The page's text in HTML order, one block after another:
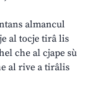
almancul
al tocje tirâ lis
che al cjape sù
al rive a tirâlis